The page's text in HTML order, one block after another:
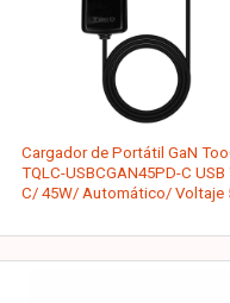
Cargador de Portátil GaN
TQLC-USBCGAN45PD-C
C/ 45W/ Automático/ Voltaje